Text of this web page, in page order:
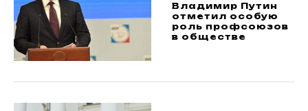
Владимир Путин
отметил особую
роль профсоюзов
в обществе